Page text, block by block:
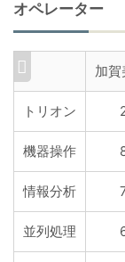
オペレーター
加賀
トリオン
機器操作
情報分析
並列処理